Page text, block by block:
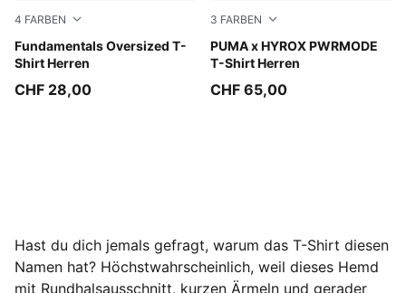
4 FARBEN
Fundamentals Oversized T-
Shirt Herren
Mouse Gray
CHF 28,00
3 FARBEN
PUMA x HYROX PWRMODE
T-Shirt Herren
Puma Black
CHF 65,00
Hast du dich jemals gefragt, warum das T-Shirt diesen
Namen hat? Höchstwahrscheinlich, weil dieses Hemd
mit Rundhalsausschnitt, kurzen Ärmeln und gerader